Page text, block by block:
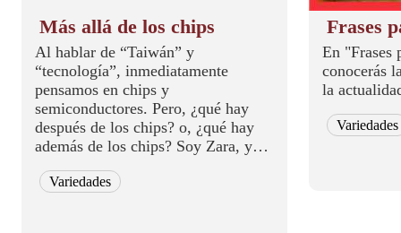
Más allá de los chips
Al hablar de “Taiwán” y
“tecnología”, inmediatamente
pensamos en chips y
semiconductores. Pero, ¿qué hay
después de los chips? o, ¿qué hay
además de los chips? Soy Zara, y
Variedades
Frases
En "Frases
conocerás
la
Variedades